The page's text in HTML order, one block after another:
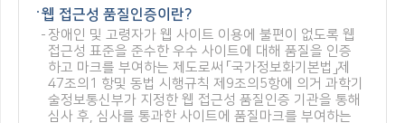
웹 접근성 품질인증이란?
장애인 및 고령자가 웹 사이트 이용에 불편이 없도록 웹
접근성 표준을 준수한 우수 사이트에 대해 품질을 인증
하고 마크를 부여하는 제도로써 「국가정보화기본법」제
47조의1 항및 동법 시행규칙 제9조의5항에 의거 과학기
술정보통신부가 지정한 웹 접근성 품질인증 기관을 통해
심사 후, 심사를 통과한 사이트에 품질마크를 부여하는